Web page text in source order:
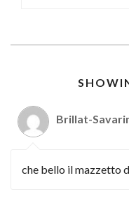
Brillat-
che bello il mazzetto